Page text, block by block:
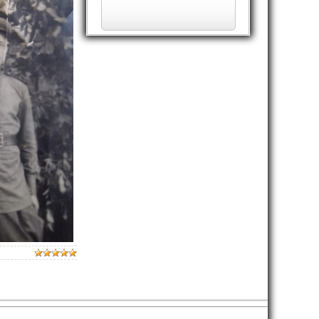
Комсомольская стройка